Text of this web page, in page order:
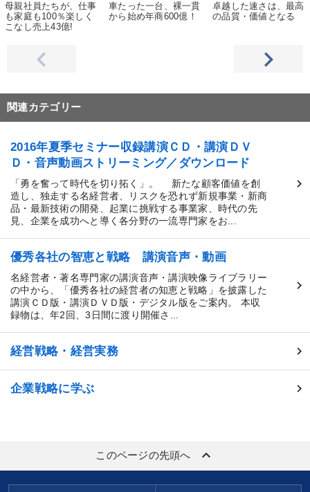
母親社員たちが、仕事
も家庭も100％楽しく
こなし売上43億!
車たった一台、裸一貫
から始め年商600億！
卓越した速さは、最高
の品質・価値となる
関連カテゴリー
2016年夏季セミナー収録講演ＣＤ・講演ＤＶ
Ｄ・音声動画ストリーミング／ダウンロード
「勇を奮って時代を切り拓く」。 新たな顧客価値を創
造し、独走する名経営者、リスクを恐れず新規事業・新商
品・最新技術の開発、起業に挑戦する事業家、時代の先
見、企業を成功へと導く各分野の一流専門家をお...
優秀各社の智恵と戦略 講演音声・動画
名経営者・著名専門家の講演音声・講演映像ライブラリー
の中から、「優秀各社の経営者の知恵と戦略」を披露した
講演ＣＤ版・講演ＤＶＤ版・デジタル版をご案内。 本収
録物は、年2回、3日間に渡り開催さ...
経営戦略・経営実務
企業戦略に学ぶ
このページの先頭へ keyboard_arrow_up